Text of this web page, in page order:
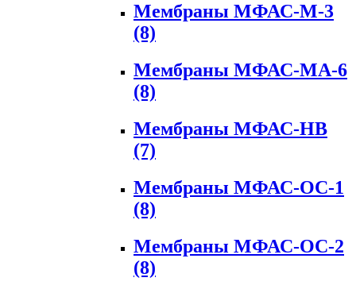
Мембраны МФАС-М-3
(8)
Мембраны МФАС-МА-6
(8)
Мембраны МФАС-НВ
(7)
Мембраны МФАС-ОС-1
(8)
Мембраны МФАС-ОС-2
(8)